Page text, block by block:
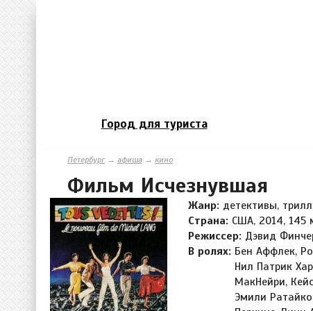
Город для туриста
Петербург→ афиша → кино
Фильм Исчезнувшая
Жанр: детективы,
Страна: США, 2014, 145
Режиссер: Дэвид
В ролях: Бен Аффлек,
Нил Патрик
МакНейри,
Эмили